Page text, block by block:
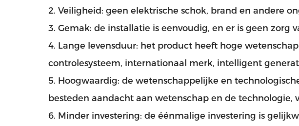
2. Veiligheid: geen elektrische schok, brand en andere
3. Gemak: de installatie is eenvoudig, en er is geen zorg
4. Lange levensduur: het product heeft hoge
controlesysteem, internationaal merk, intelligent
5. Hoogwaardig: de wetenschappelijke en
besteden aandacht aan wetenschap en de technologie,
6. Minder investering: de éénmalige investering is